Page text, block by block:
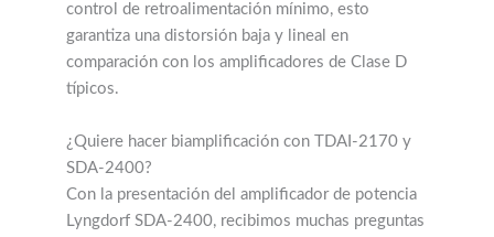
control de retroalimentación mínimo, esto
garantiza una distorsión baja y lineal en
comparación con los amplificadores de Clase D
típicos.
¿Quiere hacer biamplificación con TDAI-2170 y
SDA-2400?
Con la presentación del amplificador de potencia
Lyngdorf SDA-2400, recibimos muchas preguntas